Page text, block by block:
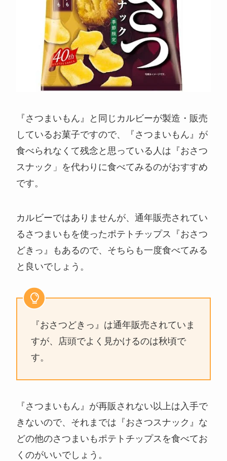
『さつまいもん』と同じカルビーが製造・販売
しているお菓子ですので、『さつまいもん』が
食べられなくて残念と思っている人は『おさつ
スナック」を代わりに食べてみるのがおすすめ
です。
カルビーではありませんが、通年販売されてい
るさつまいもを使ったポテトチップス『おさつ
どきっ』もあるので、そちらも一度食べてみる
と良いでしょう。
『おさつどきっ』は通年販売されていま
すが、店頭でよく見かけるのは秋頃で
す。
『さつまいもん』が再販されない以上は入手で
きないので、それまでは『おさつスナック』な
どの他のさつまいもポテトチップスを食べてお
くのがいいでしょう。